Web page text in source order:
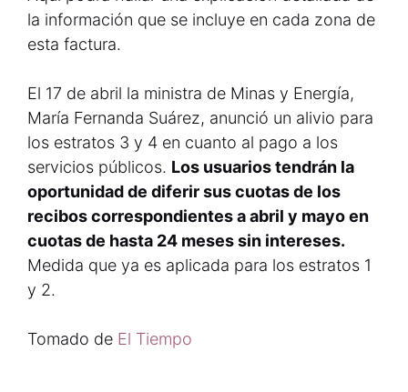
la información que se incluye en cada zona de
esta factura.
El 17 de abril la ministra de Minas y Energía,
María Fernanda Suárez, anunció un alivio para
los estratos 3 y 4 en cuanto al pago a los
servicios públicos. Los usuarios tendrán la
oportunidad de diferir sus cuotas de los
recibos correspondientes a abril y mayo en
cuotas de hasta 24 meses sin intereses.
Medida que ya es aplicada para los estratos 1
y 2.
Tomado de El Tiempo